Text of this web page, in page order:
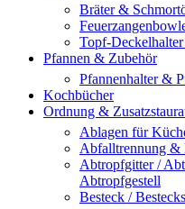
Bräter &
Topf-
Pfannen & Zubehör
Pfannenhalter &
Kochbücher
Ordnung &
Ablagen für
Abfalltrennung &
Abtropfgitter /
Abtropfgestell
Besteck /